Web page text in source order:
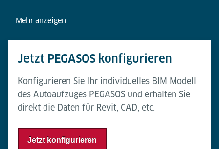
Mehr anzeigen
Jetzt PEGASOS konfigurieren
Konfigurieren Sie Ihr individuelles BIM Modell
des Autoaufzuges PEGASOS und erhalten Sie
direkt die Daten für Revit, CAD, etc.
Jetzt konfigurieren